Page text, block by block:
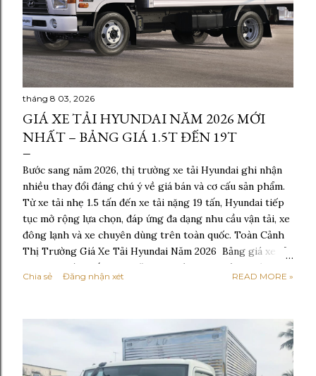
tháng 8 03, 2026
GIÁ XE TẢI HYUNDAI NĂM 2026 MỚI
NHẤT – BẢNG GIÁ 1.5T ĐẾN 19T
Bước sang năm 2026, thị trường xe tải Hyundai ghi nhận
nhiều thay đổi đáng chú ý về giá bán và cơ cấu sản phẩm.
Từ xe tải nhẹ 1.5 tấn đến xe tải nặng 19 tấn, Hyundai tiếp
tục mở rộng lựa chọn, đáp ứng đa dạng nhu cầu vận tải, xe
đông lạnh và xe chuyên dùng trên toàn quốc. Toàn Cảnh
Thị Trường Giá Xe Tải Hyundai Năm 2026 Bảng giá xe tải
Hyundai mới nhất 2026 Năm 2026 được xem là giai đoạn
thị trường xe tải bước vào trạng thái ổn định hơn sau thời
các dòng xe tải Hyundai đang lưu hành đều đã đáp ứng
tiêu chuẩn Euro 5, một số phân khúc bắt đầu định hướng
lên Euro 6 trong tương lai gần. So với giai đoạn 2024–
2025, giá xe tải Hyundai năm 2026 không còn tăng mạnh
Chia sẻ Đăng nhận xét READ MORE »